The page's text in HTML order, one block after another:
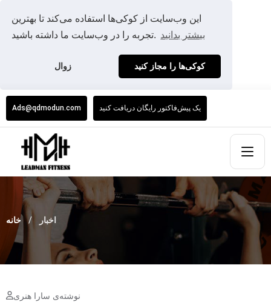
این وب‌سایت از کوکی‌ها استفاده می‌کند تا بهترین
تجربه را در وب‌سایت ما داشته باشید. بیشتر بدانید
زوال کوکی‌ها را مجاز کنید
Ads@qdmodun.com یک پیش‌فاکتور رایگان دریافت کنید
خانه اخبار
نوشته‌ی سارا هنری